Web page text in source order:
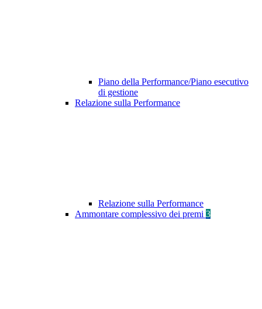
Piano della Performance/Piano esecutivo
di gestione
Relazione sulla Performance
Relazione sulla Performance
Ammontare complessivo dei premi 3